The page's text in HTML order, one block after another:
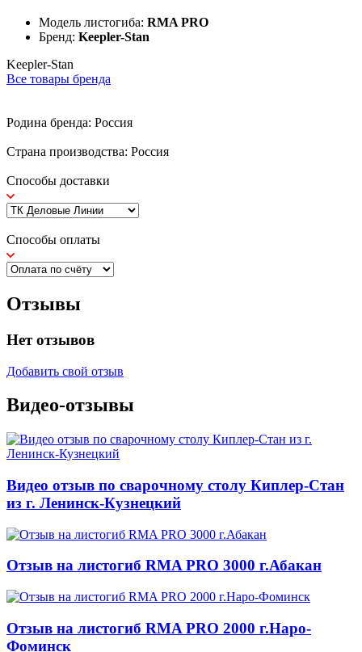
Модель листогиба: RMA PRO
Бренд: Keepler-Stan
Keepler-Stan
Все товары бренда
Родина бренда: Россия
Страна производства: Россия
Способы доставки
Способы оплаты
Отзывы
Нет отзывов
Добавить свой отзыв
Видео-отзывы
Видео отзыв по сварочному столу Киплер-Стан
из г. Ленинск-Кузнецкий
Отзыв на листогиб RMA PRO 3000 г.Абакан
Отзыв на листогиб RMA PRO 2000 г.Наро-
Фоминск